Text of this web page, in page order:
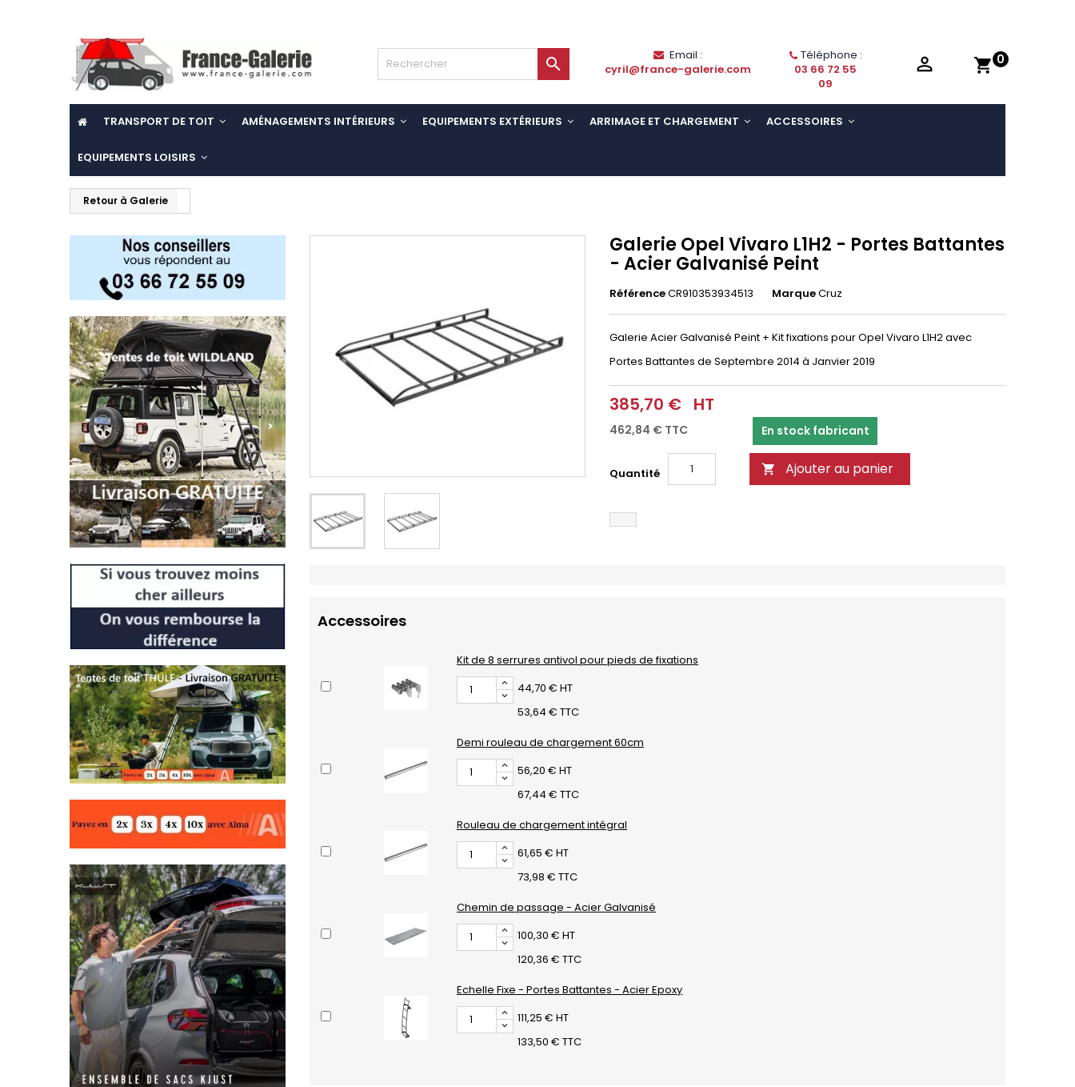
shopping_cart 0

Email :
cyril@france-galerie.com
Téléphone :
03 66 72 55
09

TRANSPORT DE TOIT AMÉNAGEMENTS INTÉRIEURS EQUIPEMENTS EXTÉRIEURS ARRIMAGE ET CHARGEMENT ACCESSOIRES
EQUIPEMENTS LOISIRS
Retour à Galerie
Galerie Opel Vivaro L1H2 - Portes Battantes
- Acier Galvanisé Peint
RéférenceCR910353934513 MarqueCruz
Galerie Acier Galvanisé Peint + Kit fixations pour Opel Vivaro L1H2 avec
Portes Battantes de Septembre 2014 à Janvier 2019
385,70 € HT
462,84 € TTC En stock fabricant
Quantité  Ajouter au panier
Accessoires
Kit de 8 serrures antivol pour pieds de fixations
44,70 € HT
53,64 € TTC
Demi rouleau de chargement 60cm
56,20 € HT
67,44 € TTC
Rouleau de chargement intégral
61,65 € HT
73,98 € TTC
Chemin de passage - Acier Galvanisé
100,30 € HT
120,36 € TTC
Echelle Fixe - Portes Battantes - Acier Epoxy
111,25 € HT
133,50 € TTC